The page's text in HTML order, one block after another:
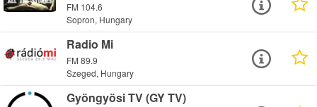
FM 104.6
Sopron, Hungary
Radio Mi
FM 89.9
Szeged, Hungary
Gyöngyösi TV (GY TV)